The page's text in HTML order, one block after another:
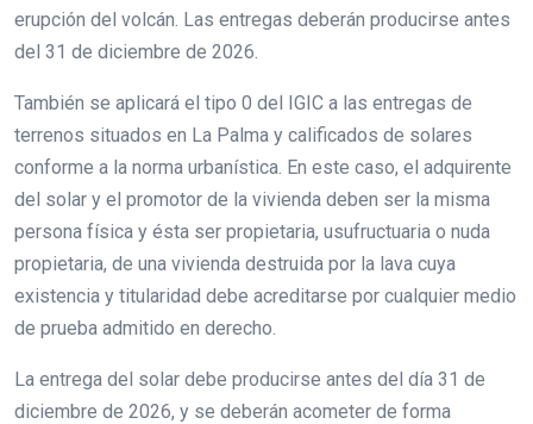
erupción del volcán. Las entregas deberán producirse antes
del 31 de diciembre de 2026.
También se aplicará el tipo 0 del IGIC a las entregas de
terrenos situados en La Palma y calificados de solares
conforme a la norma urbanística. En este caso, el adquirente
del solar y el promotor de la vivienda deben ser la misma
persona física y ésta ser propietaria, usufructuaria o nuda
propietaria, de una vivienda destruida por la lava cuya
existencia y titularidad debe acreditarse por cualquier medio
de prueba admitido en derecho.
La entrega del solar debe producirse antes del día 31 de
diciembre de 2026, y se deberán acometer de forma